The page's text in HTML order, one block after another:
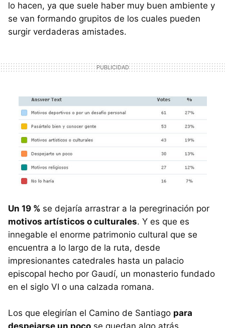
lo hacen, ya que suele haber muy buen ambiente y
se van formando grupitos de los cuales pueden
surgir verdaderas amistades.
Un 19 % se dejaría arrastrar a la peregrinación por
motivos artísticos o culturales. Y es que es
innegable el enorme patrimonio cultural que se
encuentra a lo largo de la ruta, desde
impresionantes catedrales hasta un palacio
episcopal hecho por Gaudí, un monasterio fundado
en el siglo VI o una calzada romana.
Los que elegirían el Camino de Santiago para
despejarse un poco se quedan algo atrás.